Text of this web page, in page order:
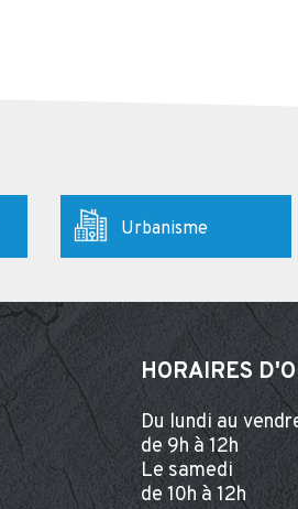
Urbanisme
HORAIRES
Du lundi au
de 9h à 12h
Le samedi
de 10h à 12h